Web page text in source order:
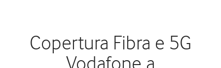
Copertura Fibra e 5G
Vodafone a